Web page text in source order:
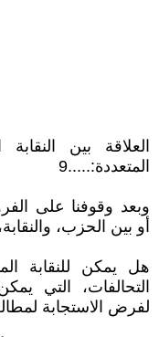
العلاقة بين النقابة
المتعددة:.....9
وبعد وقوفنا على
أو بين الحزب،
هل يمكن للنقابة
التحالفات، التي
لفرض الاستجابة